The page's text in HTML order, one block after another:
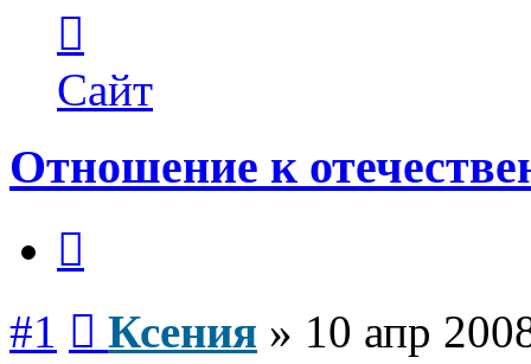
пользователя
Ксения
Сайт
Отношение к
#1 Ксения » 10 апр